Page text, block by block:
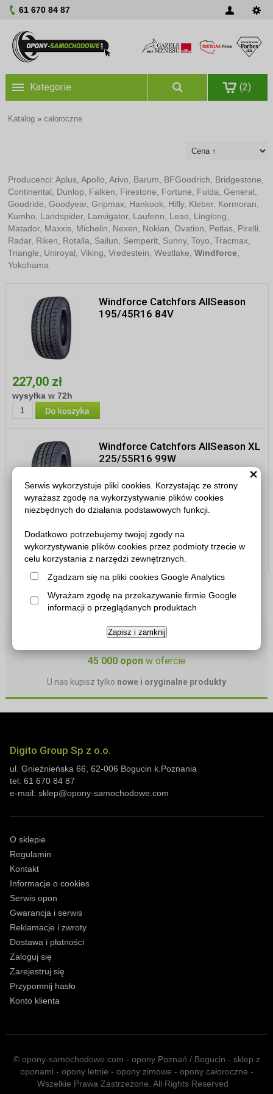
Serwis wykorzystuje pliki cookies. Korzystając ze strony
wyrażasz zgodę na wykorzystywanie plików cookies
niezbędnych do działania podstawowych funkcji.
Dodatkowo potrzebujemy twojej zgody na
wykorzystywanie plików cookies przez podmioty trzecie w
celu korzystania z narzędzi zewnętrznych.
Zgadzam się na pliki cookies Google Analytics
Wyrażam zgodę na przekazywanie firmie Google
informacji o przeglądanych produktach
Zapisz i zamknij
61 670 84 87
Kategorie (2)
Katalog » caloroczne
Producenci:Aplus ,Apollo ,Arivo Barum BFGoodrich Bridgestone
Continental
Dunlop Falken Firestone Fortune Fulda ,General
Goodride ,Goodyear,Gripmax Hankook Hifly, Kleber, Kormoran
Kumho
Landspider, Lanvigator, Laufenn Leao Linglong
Matador, Maxxis Michelin Nexen Nokian ,Ovation Petlas Pirelli
Radar, Riken Rotalla Sailun Semperit Sunny,Toyo ,Tracmax
Triangle
Uniroyal ,Viking ,Vredestein ,Westlake ,Windforce
Yokohama
Windforce Catchfors AllSeason
195/45R16 84V
227,00 zł
wysyłka w 72h
Windforce Catchfors AllSeason XL
225/55R16 99W
wysyłka w 72h
« »
Szybka realizacja zamówień
45 000 oponw ofercie
U nas kupisz tylko nowe i oryginalne produkty
Digito Group Sp z o.o.
ul. Gnieźnieńska 66 62-006 Bogucin k.Poznania
tel: 61 670 84 87
e-mail: sklep@opony-samochodowe.com
O sklepie
Regulamin
Kontakt
Informacje o cookies
Serwis opon
Gwarancja i serwis
Reklamacje i zwroty
Dostawa i płatności
Zaloguj się
Zarejestruj się
Przypomnij hasło
Konto klienta
© opony-samochodowe.com - opony Poznań / Bogucin - sklep z
oponami - opony letnie - opony zimowe - opony całoroczne -
Wszelkie Prawa Zastrzeżone. All Rights Reserved